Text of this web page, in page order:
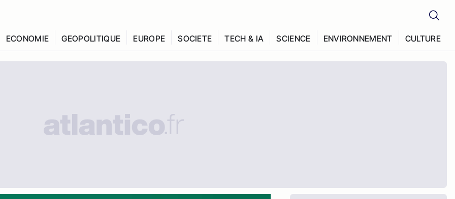
ECONOMIE GEOPOLITIQUE EUROPE SOCIETE TECH & IA SCIENCE ENVIRONNEMENT CULTURE